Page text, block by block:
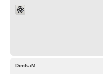
DimkaM